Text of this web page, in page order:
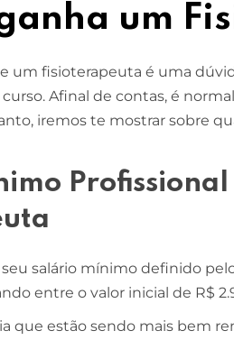
um
um fisioterapeuta é uma
Afinal de contas, é
iremos te mostrar sobre
Profissional
salário mínimo definido
entre o valor inicial de R$
que estão sendo mais bem